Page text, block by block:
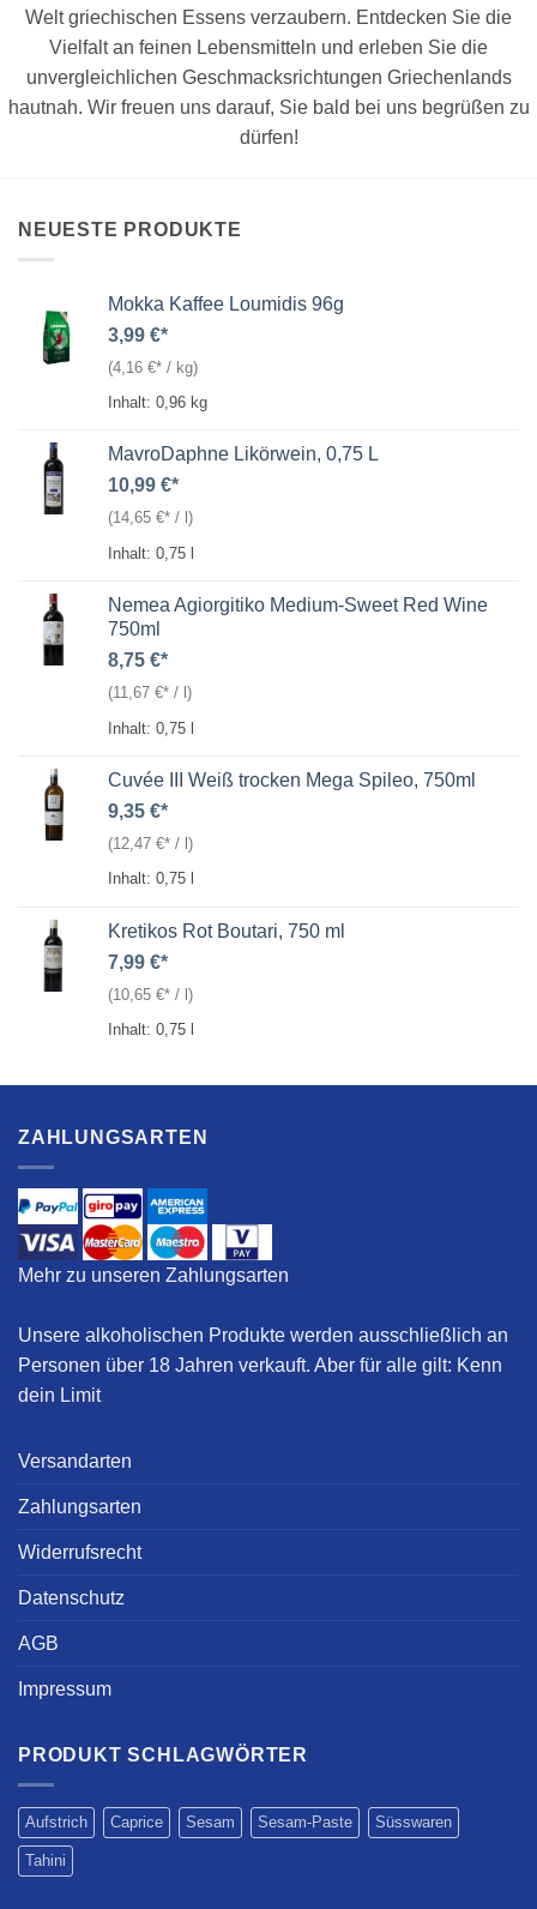
Welt griechischen Essens verzaubern. Entdecken Sie die
Vielfalt an feinen Lebensmitteln und erleben Sie die
unvergleichlichen Geschmacksrichtungen Griechenlands
hautnah. Wir freuen uns darauf, Sie bald bei uns begrüßen zu
dürfen!
NEUESTE PRODUKTE
Mokka Kaffee Loumidis 96g
3,99 €
(4,16 € / kg)
Inhalt: 0,96 kg
MavroDaphne Likörwein, 0,75 L
10,99 €
(14,65 € / )
Inhalt: 0,75
Nemea Agiorgitiko Medium-Sweet Red Wine
750ml
8,75 €
(11,67 € / )
Inhalt: 0,75 l
Cuvée III Weiß trocken Mega Spileo, 750ml
9,35 €
(12,47 € / )
Inhalt: 0,75
Kretikos Rot Boutari, 750 ml
7,99 €
(10,65 € / l)
Inhalt: 0,75
ZAHLUNGSARTEN
Mehr zu unseren Zahlungsarten
Unsere alkoholischen Produkte werden ausschließlich an
Personen über 18 Jahren verkauft. Aber für alle gilt: Kenn
dein Limit
Versandarten
Zahlungsarten
Widerrufsrecht
Datenschutz
AGB
Impressum
PRODUKT SCHLAGWÖRTER
Aufstrich Caprice Sesam Sesam-Paste Süsswaren
Tahini